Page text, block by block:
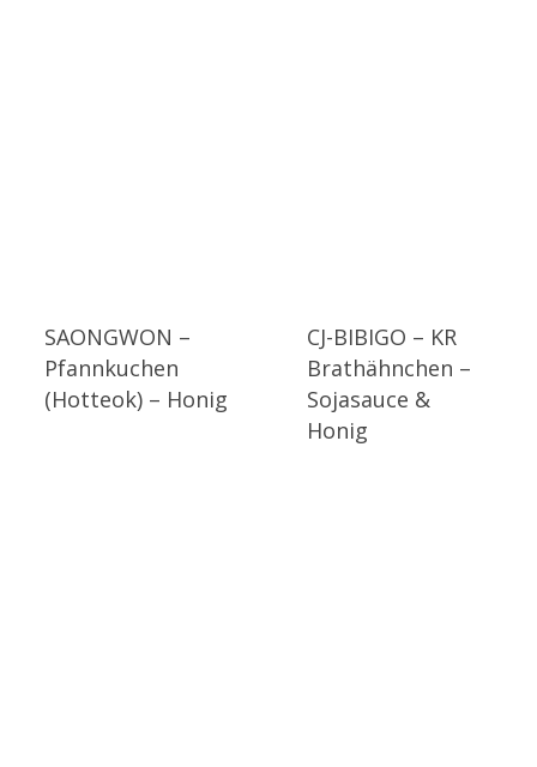
SAONGWON –
Pfannkuchen
(Hotteok) – Honig
CJ-BIBIGO – KR
Brathähnchen –
Sojasauce &
Honig